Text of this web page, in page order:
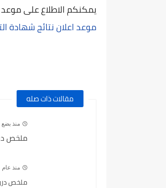
يمكنكم الاطلاع على موعد اعلان
موعد اعلان نتائج شهادة
مقالات ذات صله
منذ بضع
ملخص
منذ عام
ملخص